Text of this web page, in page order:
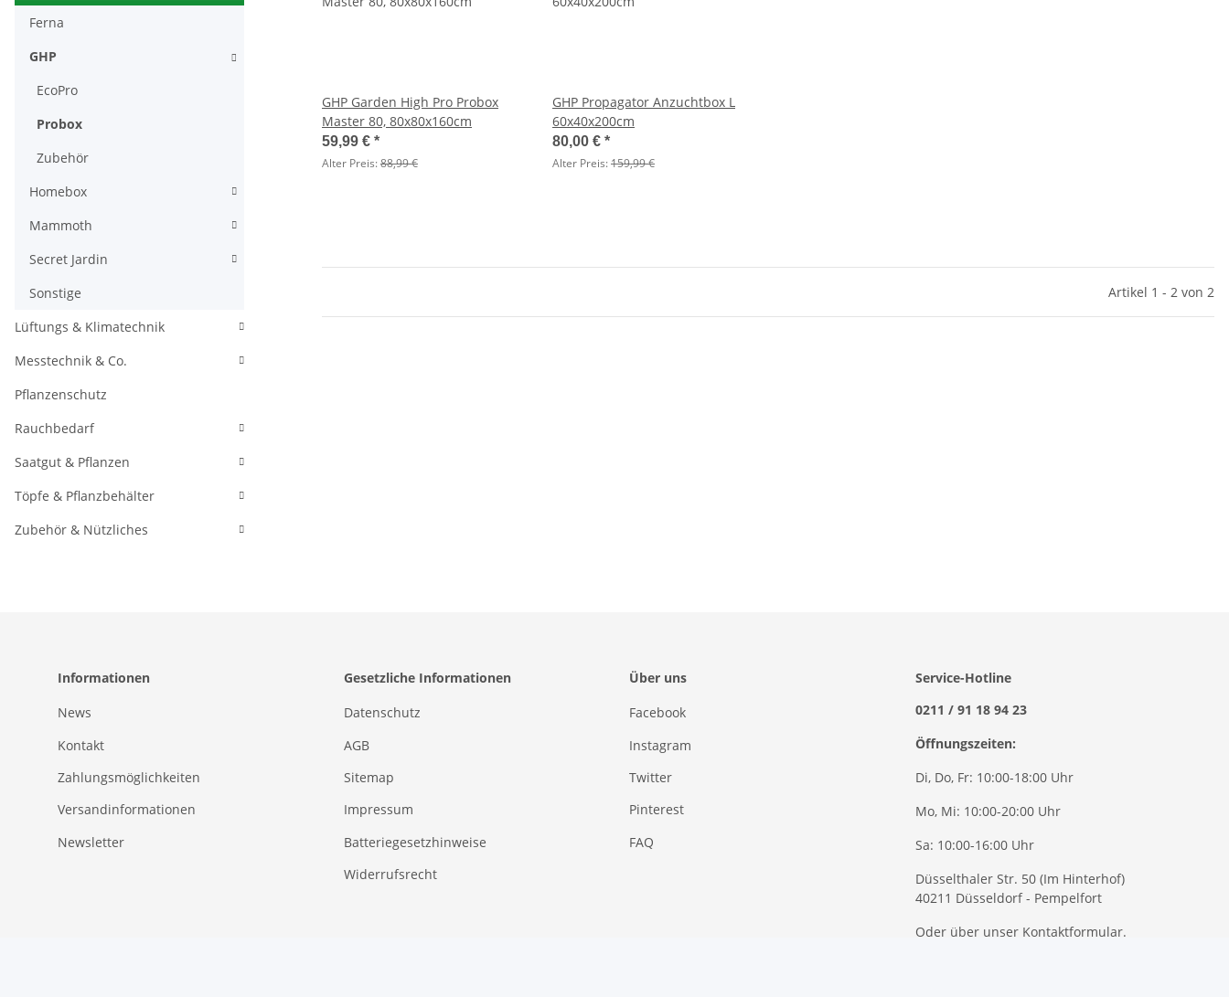
GHP Garden High Pro Probox
Master 80, 80x80x160cm
59,99 € *
Alter Preis:88,99 €
GHP Propagator Anzuchtbox L
60x40x200cm
80,00 € *
Alter Preis:159,99 €
Artikel 1 - 2 von 2
Ferna
GHP
EcoPro
Probox
Zubehör
Homebox
Mammoth
Secret Jardin
Sonstige
Lüftungs & Klimatechnik
Messtechnik & Co.
Pflanzenschutz
Rauchbedarf
Saatgut & Pflanzen
Töpfe & Pflanzbehälter
Zubehör & Nützliches
Informationen
News
Kontakt
Zahlungsmöglichkeiten
Versandinformationen
Newsletter
Gesetzliche Informationen
Datenschutz
AGB
Sitemap
Impressum
Batteriegesetzhinweise
Widerrufsrecht
Über uns
Facebook
Instagram
Twitter
Pinterest
FAQ
Service-Hotline
0211 / 91 18 94 23
Öffnungszeiten:
Di, Do, Fr: 10:00-18:00 Uhr
Mo, Mi: 10:00-20:00 Uhr
Sa: 10:00-16:00 Uhr
Düsselthaler Str. 50 (Im Hinterhof)
40211 Düsseldorf - Pempelfort
Oder über unser Kontaktformular.